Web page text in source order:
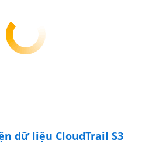
dữ liệu CloudTrail S3